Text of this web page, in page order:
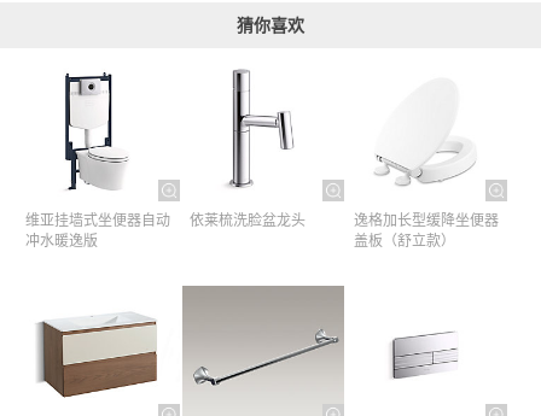
猜你喜欢
维亚挂墙式坐便器自动
冲水暖逸版
依莱梳洗脸盆龙头
逸格加长型缓降坐便器
盖板（舒立款）